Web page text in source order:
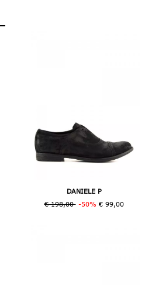
DANIELE P
€ 198,00-50% € 99,00